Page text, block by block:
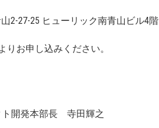
2-27-25 ヒューリック南青山ビル4階
お申し込みください。
開発本部長 寺田輝之